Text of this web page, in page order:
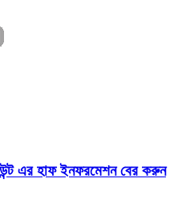
এর হাফ ইনফরমেশন বের করুন